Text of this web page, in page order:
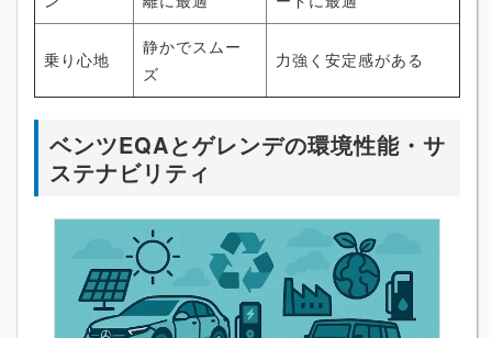
乗り心地
静かでスムー
ズ
力強く安定感がある
ベンツEQAとゲレンデの環境性能・サ
ステナビリティ